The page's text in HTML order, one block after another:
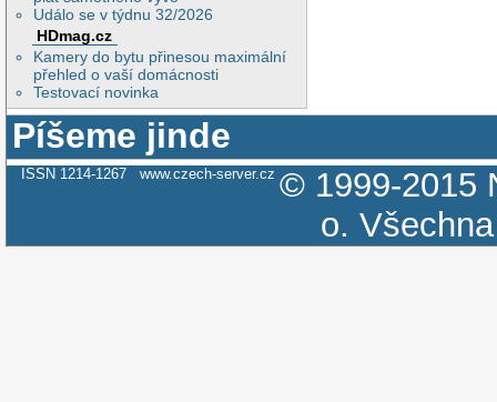
Událo se v týdnu 32/2026
HDmag.cz
Kamery do bytu přinesou maximální
přehled o vaší domácnosti
Testovací novinka
Píšeme jinde
ISSN 1214-1267 www.czech-server.cz © 1999-2015
o.